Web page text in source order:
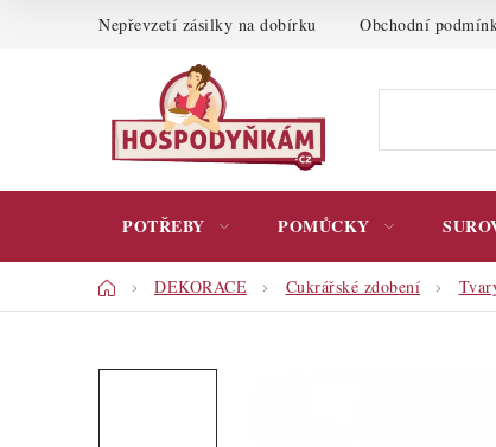
Nepřevzetí zásilky na dobírku Obchodní
POTŘEBY POMŮCKY
DomůDEKORACE Cukrářské zdobení